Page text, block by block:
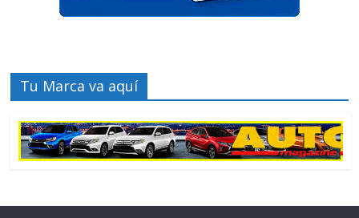
Tu Marca va aquí